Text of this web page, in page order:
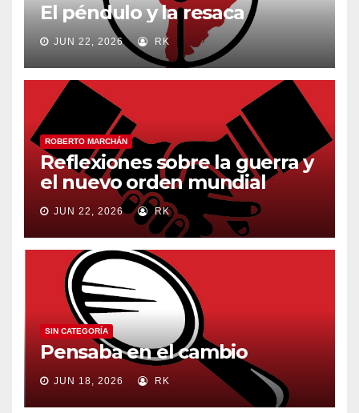
El péndulo y la resaca
JUN 22, 2026 RK
ROBERTO MARCHÁN
Reflexiones sobre la guerra y
el nuevo orden mundial
JUN 22, 2026 RK
SIN CATEGORÍA
Pensaba en el cambio
JUN 18, 2026 RK